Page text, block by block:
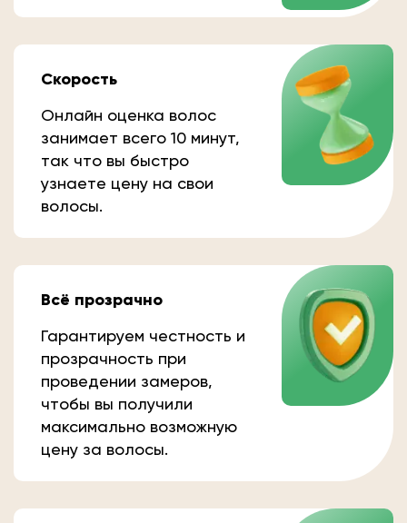
Скорость
Онлайн оценка волос
занимает всего 10 минут,
так что вы быстро
узнаете цену на свои
волосы.
Всё прозрачно
Гарантируем честность и
прозрачность при
проведении замеров,
чтобы вы получили
максимально возможную
цену за волосы.